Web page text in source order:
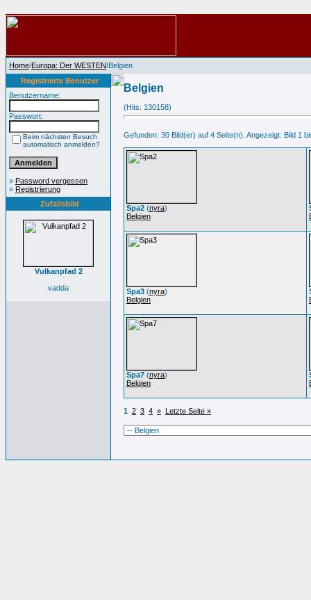
Home/Europa: Der WESTEN/Belgien
Registrierte Benutzer
Benutzername:
Passwort:
Beim nächsten Besuch
automatisch anmelden?
» Password vergessen
» Registrierung
Zufallsbild
Vulkanpfad 2
vadda
Belgien
(Hits: 130158)
Gefunden: 30 Bild(er) auf 4 Seite(n). Angezeigt: Bild 1
Spa2 (nyra)
Belgien
Spa3 (nyra)
Belgien
Spa7 (nyra)
Belgien
1 2 3 4 » Letzte Seite »